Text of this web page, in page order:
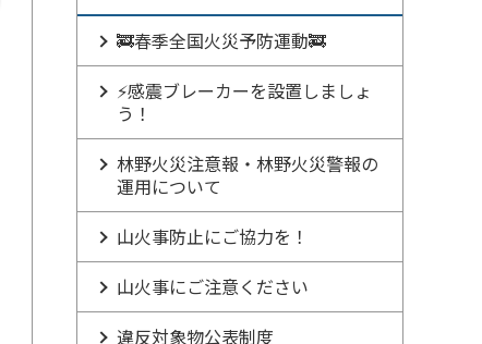
🚒春季全国火災予防運動🚒
⚡感震ブレーカーを設置しましょ
う！
林野火災注意報・林野火災警報の
運用について
山火事防止にご協力を！
山火事にご注意ください
違反対象物公表制度